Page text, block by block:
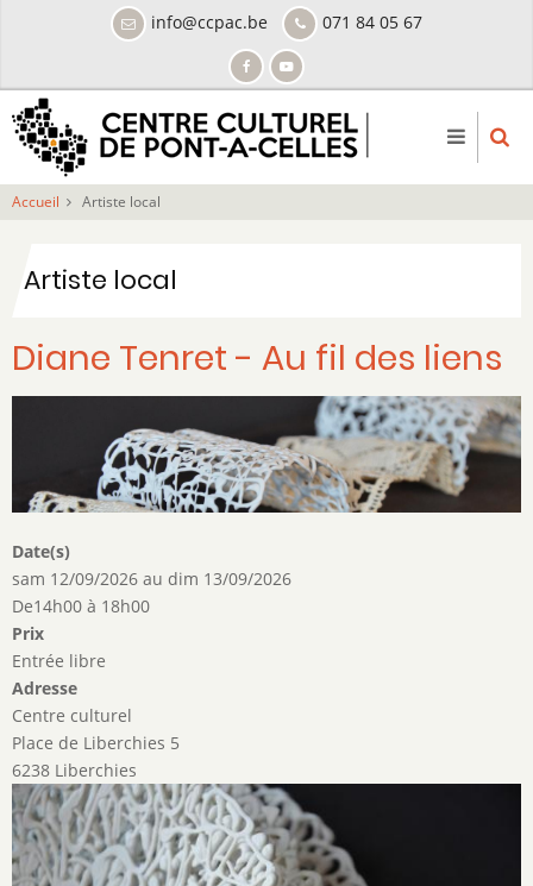
principal
info@ccpac.be 071 84 05 67
Accueil Artiste local
Artiste local
Diane Tenret - Au fil des liens
Date(s)
sam 12/09/2026 au dim 13/09/2026
De14h00 à 18h00
Prix
Entrée libre
Adresse
Centre culturel
Place de Liberchies 5
6238 Liberchies
Image